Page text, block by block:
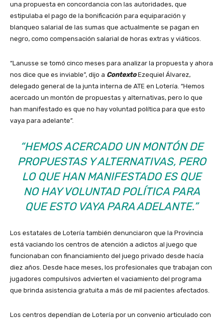
una propuesta en concordancia con las autoridades, que
estipulaba el pago de la bonificación para equiparación y
blanqueo salarial de las sumas que actualmente se pagan en
negro, como compensación salarial de horas extras y viáticos.
“Lanusse se tomó cinco meses para analizar la propuesta y ahora
nos dice que es inviable”, dijo a ContextoEzequiel Álvarez,
delegado general de la junta interna de ATE en Lotería. “Hemos
acercado un montón de propuestas y alternativas, pero lo que
han manifestado es que no hay voluntad política para que esto
vaya para adelante”.
“HEMOS ACERCADO UN MONTÓN DE
PROPUESTAS Y ALTERNATIVAS, PERO
LO QUE HAN MANIFESTADO ES QUE
NO HAY VOLUNTAD POLÍTICA PARA
QUE ESTO VAYA PARA ADELANTE.”
Los estatales de Lotería también denunciaron que la Provincia
está vaciando los centros de atención a adictos al juego que
funcionaban con financiamiento del juego privado desde hacía
diez años. Desde hace meses, los profesionales que trabajan con
jugadores compulsivos advierten el vaciamiento del programa
que brinda asistencia gratuita a más de mil pacientes afectados.
Los centros dependían de Lotería por un convenio articulado con